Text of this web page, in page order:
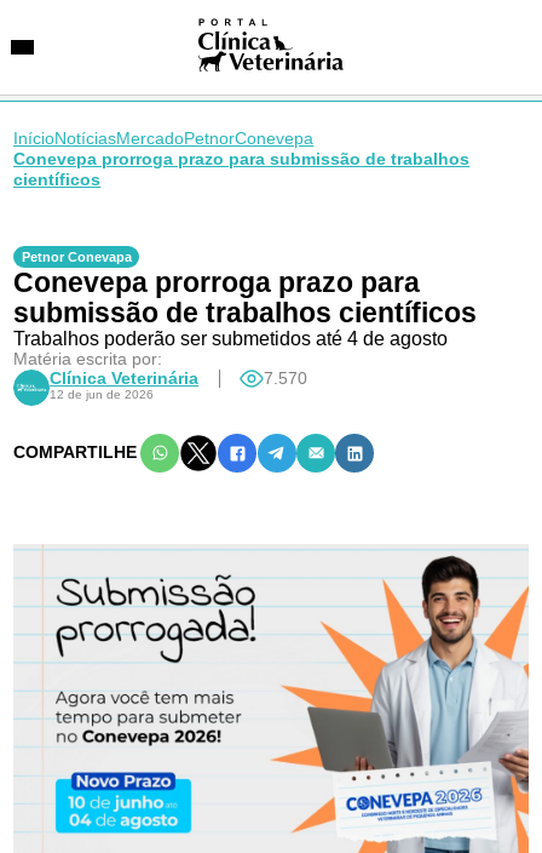
Especialidades
InícioNotíciasMercadoPetnorConevepa
Conevepa prorroga prazo para submissão de trabalhos
científicos
Petnor Conevapa
Conevepa prorroga prazo para
submissão de trabalhos científicos
Trabalhos poderão ser submetidos até 4 de agosto
Matéria escrita por:
Clínica Veterinária
12 de jun de 2026
7.570
COMPARTILHE